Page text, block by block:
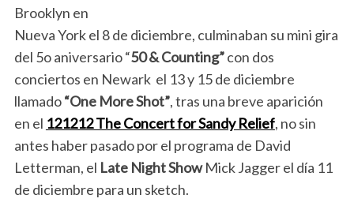
Brooklyn en
Nueva York el 8 de diciembre, culminaban su mini gira
del 5o aniversario “50 & Counting”con dos
conciertos en Newark el 13 y 15 de diciembre
llamado“One More Shot”, tras una breve aparición
en el 121212 The Concert for Sandy Relief, no sin
antes haber pasado por el programa de David
Letterman, el Late Night ShowMick Jagger el día 11
de diciembre para un sketch.